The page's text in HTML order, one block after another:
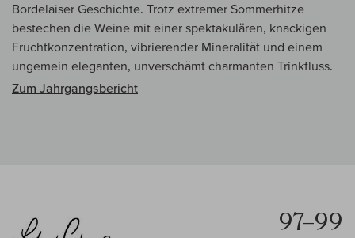
Bordelaiser Geschichte. Trotz extremer Sommerhitze
bestechen die Weine mit einer spektakulären, knackigen
Fruchtkonzentration, vibrierender Mineralität und einem
ungemein eleganten, unverschämt charmanten Trinkfluss.
Zum Jahrgangsbericht
97–99